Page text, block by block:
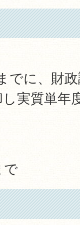
でに、財
実質単年
で